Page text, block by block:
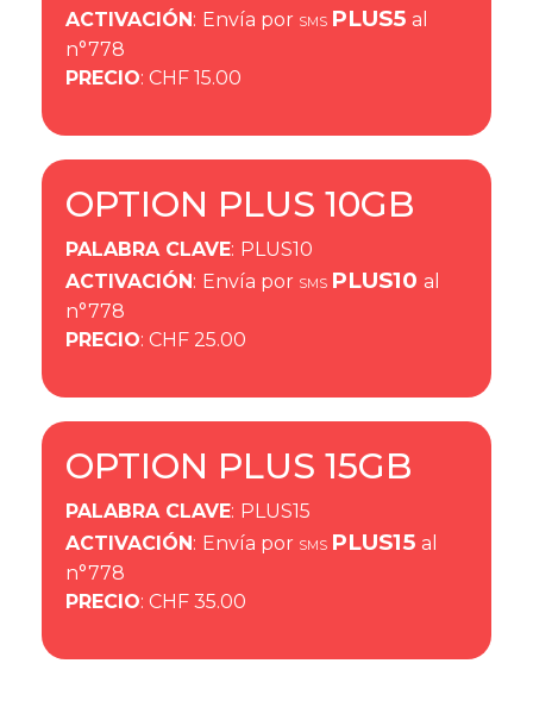
ACTIVACIÓN: Envía por SMS PLUS5 al
n°778
PRECIO: CHF 15.00
OPTION PLUS 10GB
PALABRA CLAVE: PLUS10
ACTIVACIÓN: Envía por SMS PLUS10 al
n°778
PRECIO: CHF 25.00
OPTION PLUS 15GB
PALABRA CLAVE: PLUS15
ACTIVACIÓN: Envía por SMS PLUS15 al
n°778
PRECIO: CHF 35.00